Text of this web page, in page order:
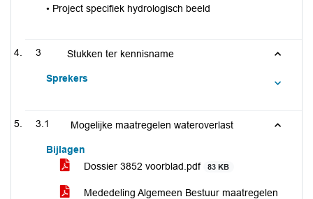
• Project specifiek hydrologisch beeld
3 Stukken ter kennisname
Sprekers
3.1 Mogelijke maatregelen wateroverlast
Bijlagen
Dossier 3852 voorblad.pdf
83 KB
Mededeling Algemeen Bestuur maatregelen